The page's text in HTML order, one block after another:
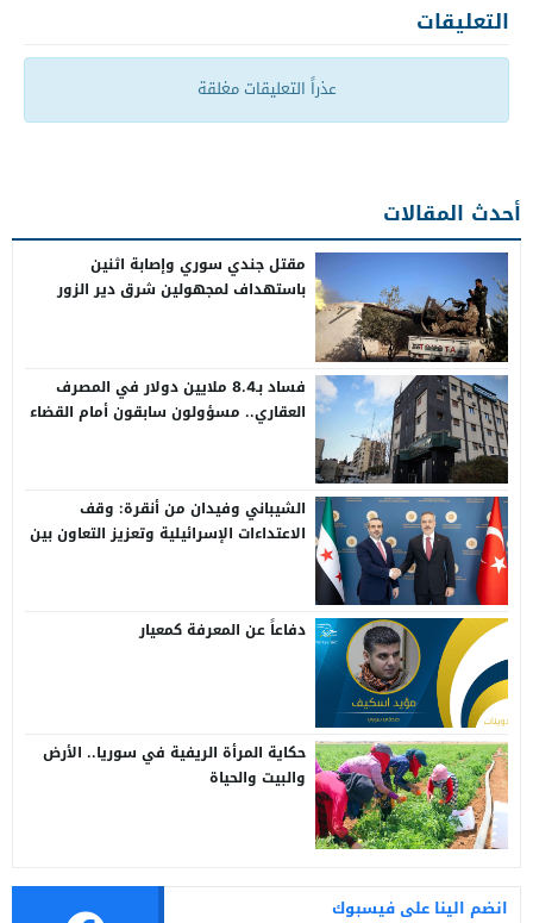
التعليقات
عذراً التعليقات مغلقة
أحدث المقالات
مقتل جندي سوري وإصابة اثنين
باستهداف لمجهولين شرق دير الزور
فساد بـ8.4 ملايين دولار في المصرف
العقاري.. مسؤولون سابقون أمام القضاء
الشيباني وفيدان من أنقرة: وقف
الاعتداءات الإسرائيلية وتعزيز التعاون بين
دفاعاً عن المعرفة كمعيار
حكاية المرأة الريفية في سوريا.. الأرض
والبيت والحياة
انضم الينا على فيسبوك